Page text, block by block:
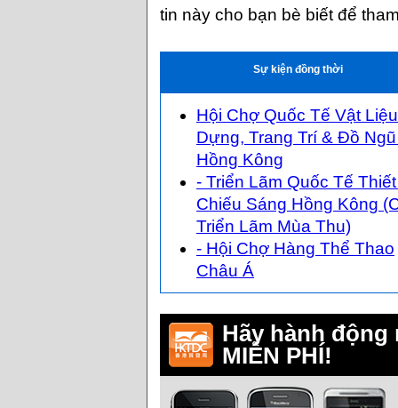
tin này cho bạn bè biết để
Sự kiện đồng thời
Hội Chợ Quốc Tế Vật
Dựng, Trang Trí & Đồ
Hồng Kông
- Triển Lãm Quốc Tế
Chiếu Sáng Hồng Kông
Triển Lãm Mùa Thu)
- Hội Chợ Hàng Thể Thao
Châu Á
Hãy hành động
MIỄN PHÍ!